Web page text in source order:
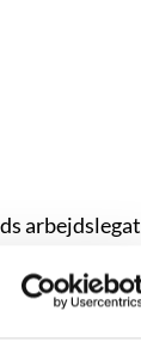
en skat”,
med
Poul”, 2005.